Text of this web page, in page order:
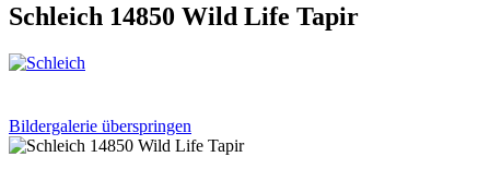
Schleich 14850 Wild Life Tapir
Bildergalerie überspringen